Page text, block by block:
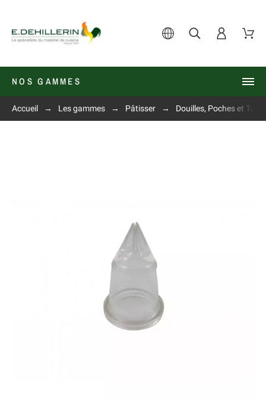
NOS GAMMES
Accueil Les gammes Pâtisser Douilles, Poches et Tube